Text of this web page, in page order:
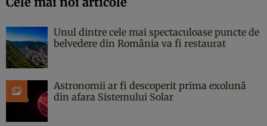
Unul dintre cele mai spectaculoase puncte de
belvedere din România va fi restaurat
Astronomii ar fi descoperit prima exolună
din afara Sistemului Solar